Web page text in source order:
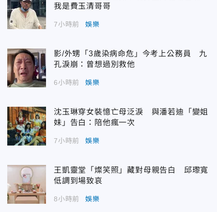
我是費玉清哥哥
7小時前 娛樂
影/外甥「3歲染病命危」今考上公務員 九
孔淚崩：曾想過別救他
6小時前 娛樂
沈玉琳穿女裝憶亡母泛淚 與潘若迪「變姐
妹」告白：陪他瘋一次
7小時前 娛樂
王凱靈堂「燦笑照」藏對母親告白 邱瓈寬
低調到場致哀
8小時前 娛樂